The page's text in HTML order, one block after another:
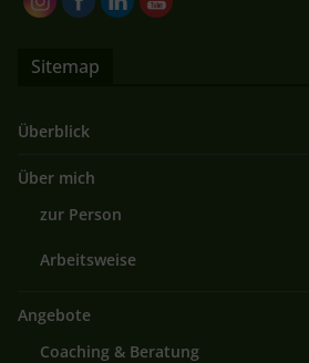
Sitemap
Überblick
Über mich
zur Person
Arbeitsweise
Angebote
Coaching & Beratung